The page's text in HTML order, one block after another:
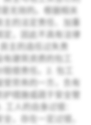
无效的。根据相关
的法定责任、加重
定，因此不具有法律
主的选任过失责
建筑资质的包工
偿责任。 ​ 2. 包工
劳务的一方，负有
措施或疏于安全管
工人的自身过错：
，存在一定过错，